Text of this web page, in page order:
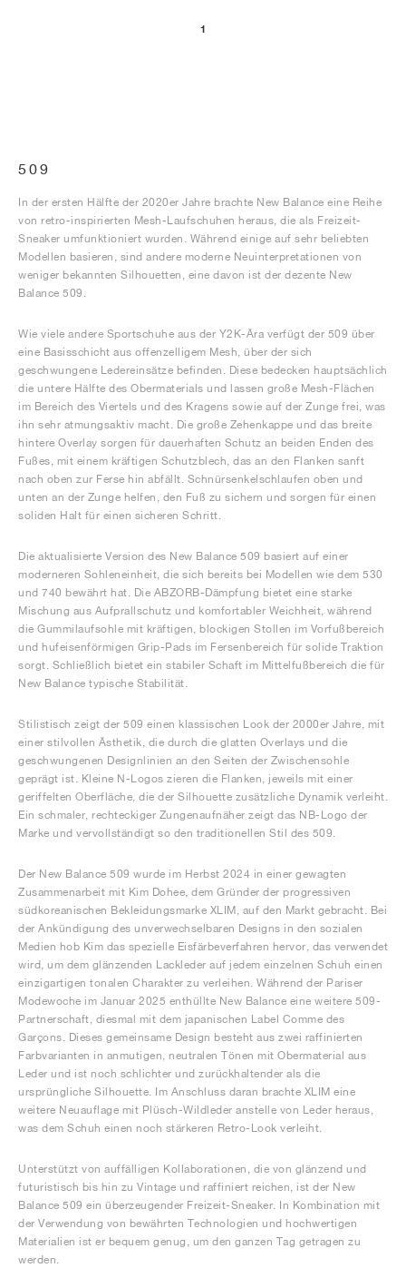
1
509
In der ersten Hälfte der 2020er Jahre brachte New Balance eine Reihe
von retro-inspirierten Mesh-Laufschuhen heraus, die als Freizeit-
Sneaker umfunktioniert wurden. Während einige auf sehr beliebten
Modellen basieren, sind andere moderne Neuinterpretationen von
weniger bekannten Silhouetten, eine davon ist der dezente New
Balance 509.
Wie viele andere Sportschuhe aus der Y2K-Ära verfügt der 509 über
eine Basisschicht aus offenzelligem Mesh, über der sich
geschwungene Ledereinsätze befinden. Diese bedecken hauptsächlich
die untere Hälfte des Obermaterials und lassen große Mesh-Flächen
im Bereich des Viertels und des Kragens sowie auf der Zunge frei, was
ihn sehr atmungsaktiv macht. Die große Zehenkappe und das breite
hintere Overlay sorgen für dauerhaften Schutz an beiden Enden des
Fußes, mit einem kräftigen Schutzblech, das an den Flanken sanft
nach oben zur Ferse hin abfällt. Schnürsenkelschlaufen oben und
unten an der Zunge helfen, den Fuß zu sichern und sorgen für einen
soliden Halt für einen sicheren Schritt.
Die aktualisierte Version des New Balance 509 basiert auf einer
moderneren Sohleneinheit, die sich bereits bei Modellen wie dem 530
und 740 bewährt hat. Die ABZORB-Dämpfung bietet eine starke
Mischung aus Aufprallschutz und komfortabler Weichheit, während
die Gummilaufsohle mit kräftigen, blockigen Stollen im Vorfußbereich
und hufeisenförmigen Grip-Pads im Fersenbereich für solide Traktion
sorgt. Schließlich bietet ein stabiler Schaft im Mittelfußbereich die für
New Balance typische Stabilität.
Stilistisch zeigt der 509 einen klassischen Look der 2000er Jahre, mit
einer stilvollen Ästhetik, die durch die glatten Overlays und die
geschwungenen Designlinien an den Seiten der Zwischensohle
geprägt ist. Kleine N-Logos zieren die Flanken, jeweils mit einer
geriffelten Oberfläche, die der Silhouette zusätzliche Dynamik verleiht.
Ein schmaler, rechteckiger Zungenaufnäher zeigt das NB-Logo der
Marke und vervollständigt so den traditionellen Stil des 509.
Der New Balance 509 wurde im Herbst 2024 in einer gewagten
Zusammenarbeit mit Kim Dohee, dem Gründer der progressiven
südkoreanischen Bekleidungsmarke XLIM, auf den Markt gebracht. Bei
der Ankündigung des unverwechselbaren Designs in den sozialen
Medien hob Kim das spezielle Eisfärbeverfahren hervor, das verwendet
wird, um dem glänzenden Lackleder auf jedem einzelnen Schuh einen
einzigartigen tonalen Charakter zu verleihen. Während der Pariser
Modewoche im Januar 2025 enthüllte New Balance eine weitere 509-
Partnerschaft, diesmal mit dem japanischen Label Comme des
Garçons. Dieses gemeinsame Design besteht aus zwei raffinierten
Farbvarianten in anmutigen, neutralen Tönen mit Obermaterial aus
Leder und ist noch schlichter und zurückhaltender als die
ursprüngliche Silhouette. Im Anschluss daran brachte XLIM eine
weitere Neuauflage mit Plüsch-Wildleder anstelle von Leder heraus,
was dem Schuh einen noch stärkeren Retro-Look verleiht.
Unterstützt von auffälligen Kollaborationen, die von glänzend und
futuristisch bis hin zu Vintage und raffiniert reichen, ist der New
Balance 509 ein überzeugender Freizeit-Sneaker. In Kombination mit
der Verwendung von bewährten Technologien und hochwertigen
Materialien ist er bequem genug, um den ganzen Tag getragen zu
werden.